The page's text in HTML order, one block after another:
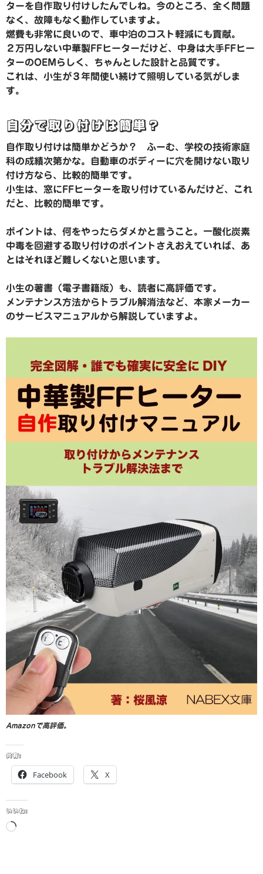
ターを自作取り付けしたんでしね。今のところ、全く問題
なく、故障もなく動作していますよ。
燃費も非常に良いので、車中泊のコスト軽減にも貢献。
２万円しない中華製FFヒーターだけど、中身は大手FFヒー
ターのOEMらしく、ちゃんとした設計と品質です。
これは、小生が３年間使い続けて照明している気がしま
す。
自分で取り付けは簡単？
自作取り付けは簡単かどうか？ ふーむ、学校の技術家庭
科の成績次第かな。自動車のボディーに穴を開けない取り
付け方なら、比較的簡単です。
小生は、窓にFFヒーターを取り付けているんだけど、これ
だと、比較的簡単です。
ポイントは、何をやったらダメかと言うこと。一酸化炭素
中毒を回避する取り付けのポイントさえおえていれば、あ
とはそれほど難しくないと思います。
小生の著書（電子書籍版）も、読者に高評価です。
メンテナンス方法からトラブル解消法など、本家メーカー
のサービスマニュアルから解説していますよ。
Amazonで高評価。
共有:
Facebook X
いいね:
読